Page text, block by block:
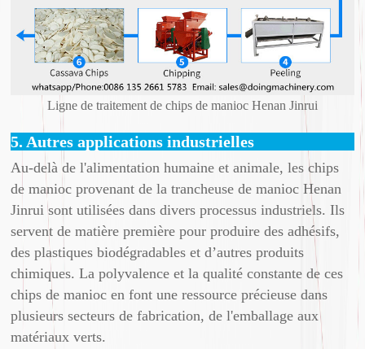
Ligne de traitement de chips de manioc Henan Jinrui
5. Autres applications industrielles
Au-delà de l'alimentation humaine et animale, les chips
de manioc provenant de la trancheuse de manioc Henan
Jinrui sont utilisées dans divers processus industriels. Ils
servent de matière première pour produire des adhésifs,
des plastiques biodégradables et d’autres produits
chimiques. La polyvalence et la qualité constante de ces
chips de manioc en font une ressource précieuse dans
plusieurs secteurs de fabrication, de l'emballage aux
matériaux verts.